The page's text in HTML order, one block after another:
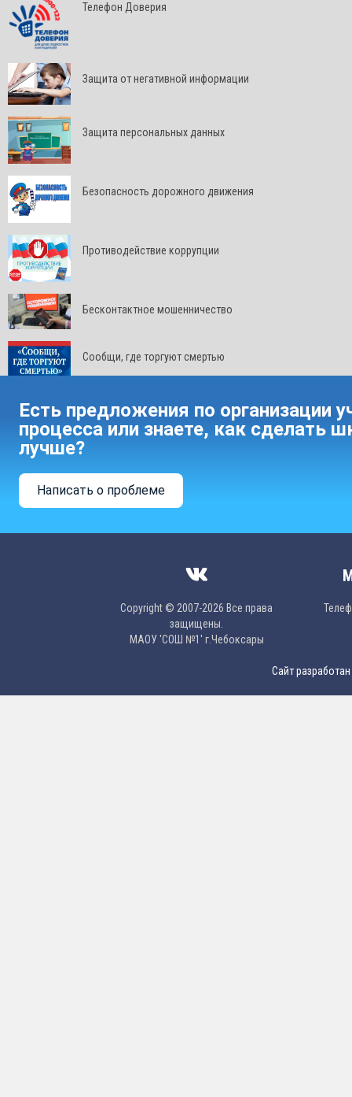
Телефон Доверия
Защита от негативной информации
Защита персональных данных
Безопасность дорожного движения
Противодействие коррупции
Бесконтактное мошенничество
Сообщи, где торгуют смертью
Есть предложения по организации
процесса или знаете, как сделать
лучше?
Написать о проблеме
Copyright © 2007-2026 Все права
защищены.
МAОУ 'CОШ №1' г.Чебоксары
Сайт